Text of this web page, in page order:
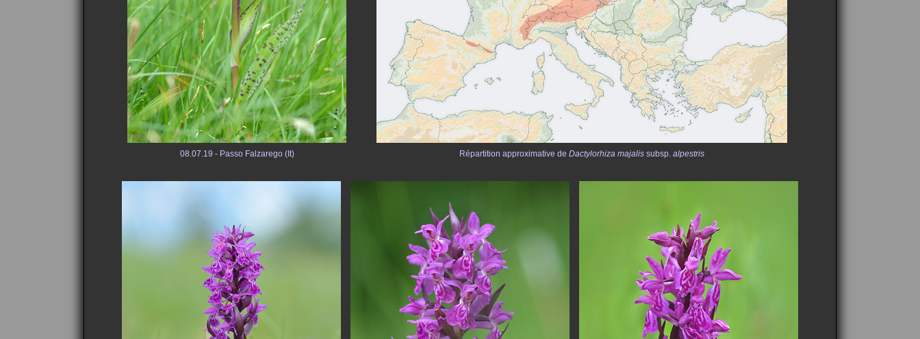
08.07.19 - Passo Falzarego (It) Répartition approximative de Dactylorhiza majalissubsp. alpestris